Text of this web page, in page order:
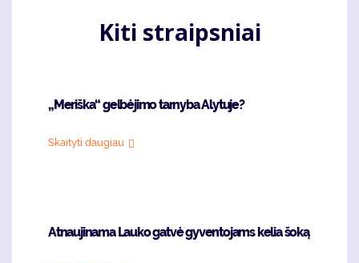
Kiti straipsniai
„Meriška“ gelbėjimo tarnyba Alytuje?
Skaityti daugiau
Atnaujinama Lauko gatvė gyventojams kelia šoką